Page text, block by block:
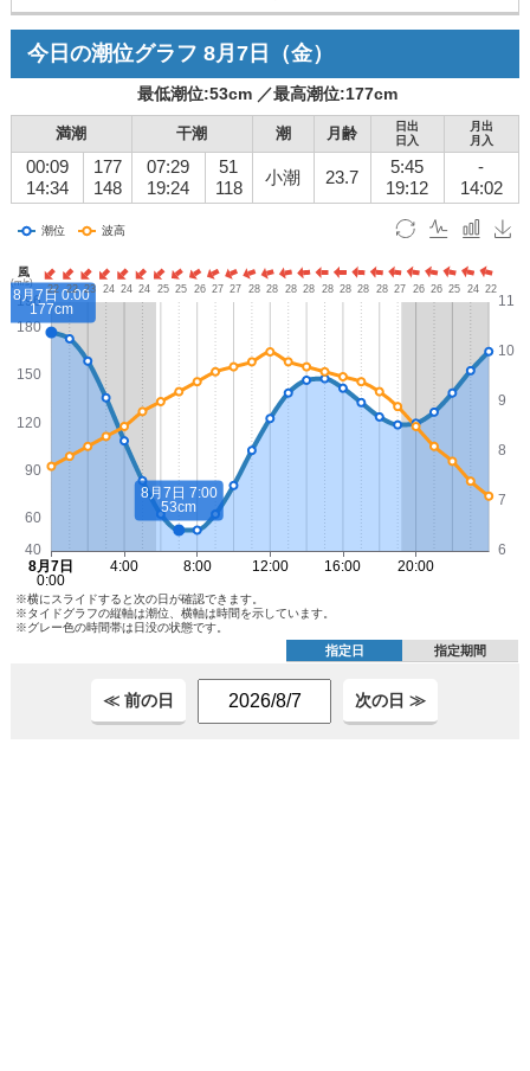
今日の潮位グラフ 8月7日 （金）
最低潮位:53cm ／最高潮位:177cm
満潮 干潮 潮 月齢
日出
日入
月出
月入
00:09
14:34
177
148
07:29
19:24
51
118
小潮 23.7
5:45
19:12
-
14:02
※横にスライドすると次の日が確認できます。
※タイドグラフの縦軸は潮位、横軸は時間を示しています。
※グレー色の時間帯は日没の状態です。
指定日 指定期間
≪ 前の日 次の日 ≫